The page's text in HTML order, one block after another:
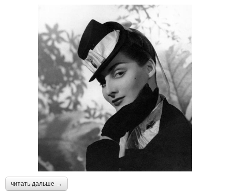
читать дальше →